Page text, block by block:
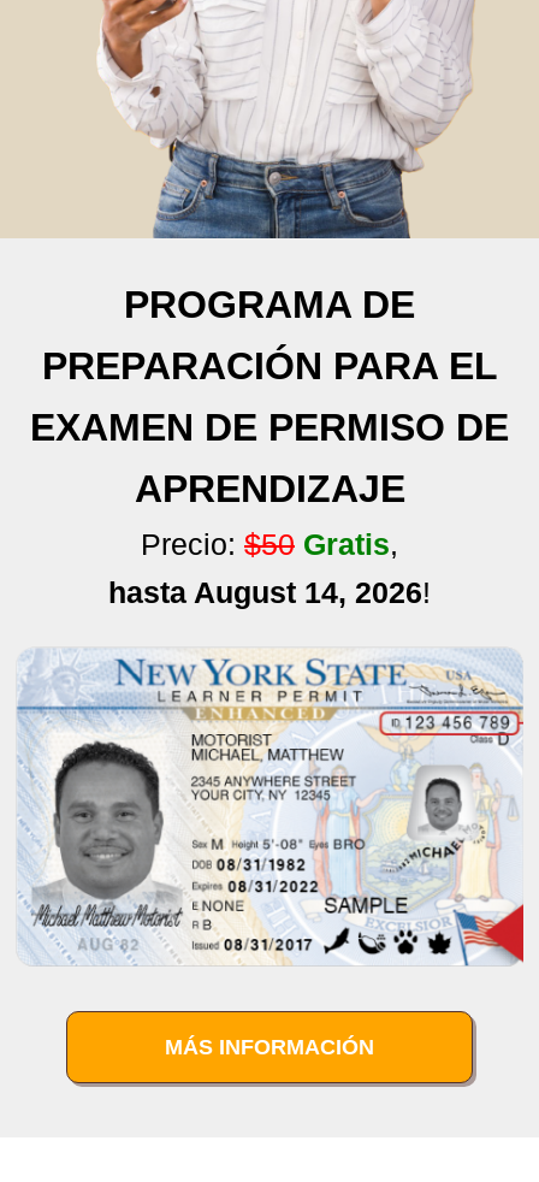
PROGRAMA DE
PREPARACIÓN PARA EL
EXAMEN DE PERMISO DE
APRENDIZAJE
Precio: $50 Gratis,
hasta August 14, 2026!
MÁS INFORMACIÓN